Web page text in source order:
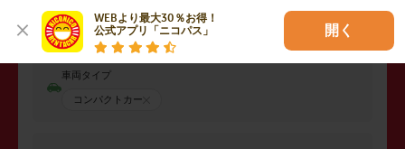
WEBより最大30％お得！
公式アプリ「ニコパス」
開く
2026年08月07日 (金) 08:00
車両タイプ
コンパクトカー